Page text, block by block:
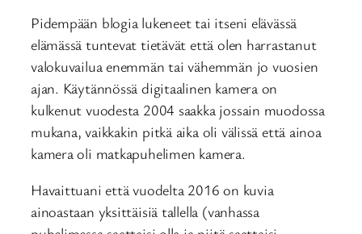
Pidempään blogia lukeneet tai itseni elävässä
elämässä tuntevat tietävät että olen harrastanut
valokuvailua enemmän tai vähemmän jo vuosien
ajan. Käytännössä digitaalinen kamera on
kulkenut vuodesta 2004 saakka jossain muodossa
mukana, vaikkakin pitkä aika oli välissä että ainoa
kamera oli matkapuhelimen kamera.
Havaittuani että vuodelta 2016 on kuvia
ainoastaan yksittäisiä tallella (vanhassa